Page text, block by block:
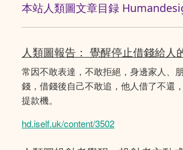
本站人類圖文章目録
人類圖報告： 覺醒停止借錢給人
常因不敢表達，不敢拒絕，身邊家人、
錢，借錢後自己不敢追，他人借了不還
提款機。
hd.iself.uk/content/3502